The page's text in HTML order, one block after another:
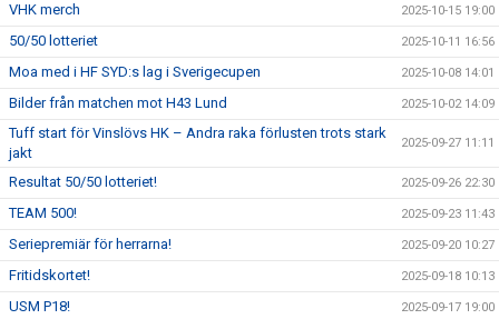
VHK merch 2025-10-15 19:00
50/50 lotteriet 2025-10-11 16:56
Moa med i HF SYD:s lag i Sverigecupen 2025-10-08 14:01
Bilder från matchen mot H43 Lund 2025-10-02 14:09
Tuff start för Vinslövs HK – Andra raka förlusten trots stark
jakt
2025-09-27 11:11
Resultat 50/50 lotteriet! 2025-09-26 22:30
TEAM 500! 2025-09-23 11:43
Seriepremiär för herrarna! 2025-09-20 10:27
Fritidskortet! 2025-09-18 10:13
USM P18! 2025-09-17 19:00